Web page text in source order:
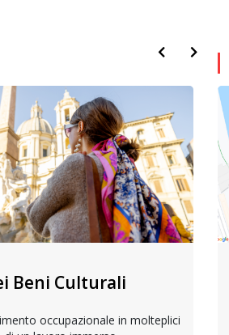
Beni Culturali
occupazionale in molteplici